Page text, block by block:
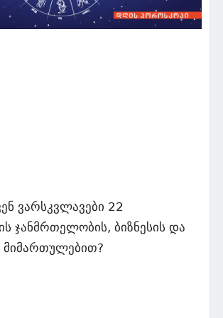
ვარსკვლავები 22
ჯანმრთელობის, ბიზნესის და
მიმართულებით?